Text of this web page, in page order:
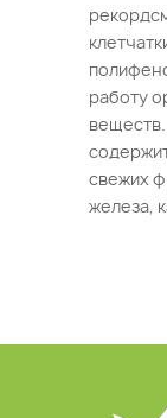
работу
свежих
железа,